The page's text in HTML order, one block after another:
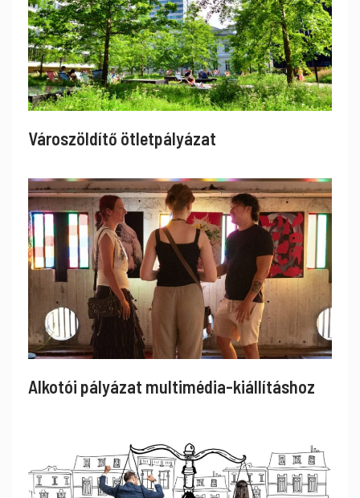
Városzöldítő ötletpályázat
Alkotói pályázat multimédia-kiállításhoz